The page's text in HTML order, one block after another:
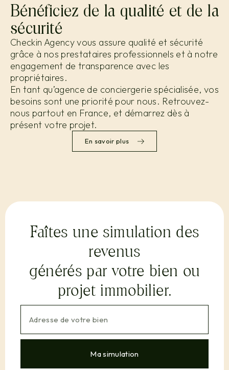
Bénéficiez de la qualité et de la
sécurité
Checkin Agency vous assure qualité et sécurité
grâce à nos prestataires professionnels et à notre
engagement de transparence avec les
propriétaires.
En tant qu’agence de conciergerie spécialisée, vos
besoins sont une priorité pour nous. Retrouvez-
nous partout en France, et démarrez dès à
présent votre projet.
En savoir plus
Faîtes une simulation des
revenus
générés par votre bien ou
projet immobilier.
Ma simulation